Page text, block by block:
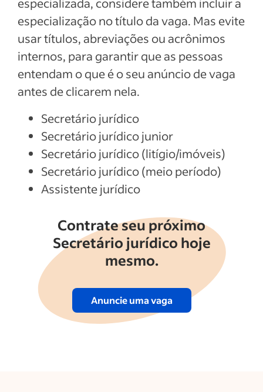
especialização no título da vaga. Mas evite
usar títulos, abreviações ou acrônimos
internos, para garantir que as pessoas
entendam o que é o seu anúncio de vaga
antes de clicarem nela.
Secretário jurídico
Secretário jurídico junior
Secretário jurídico (litígio/imóveis)
Secretário jurídico (meio período)
Assistente jurídico
Contrate seu próximo
Secretário jurídico hoje
mesmo.
Anuncie uma vaga